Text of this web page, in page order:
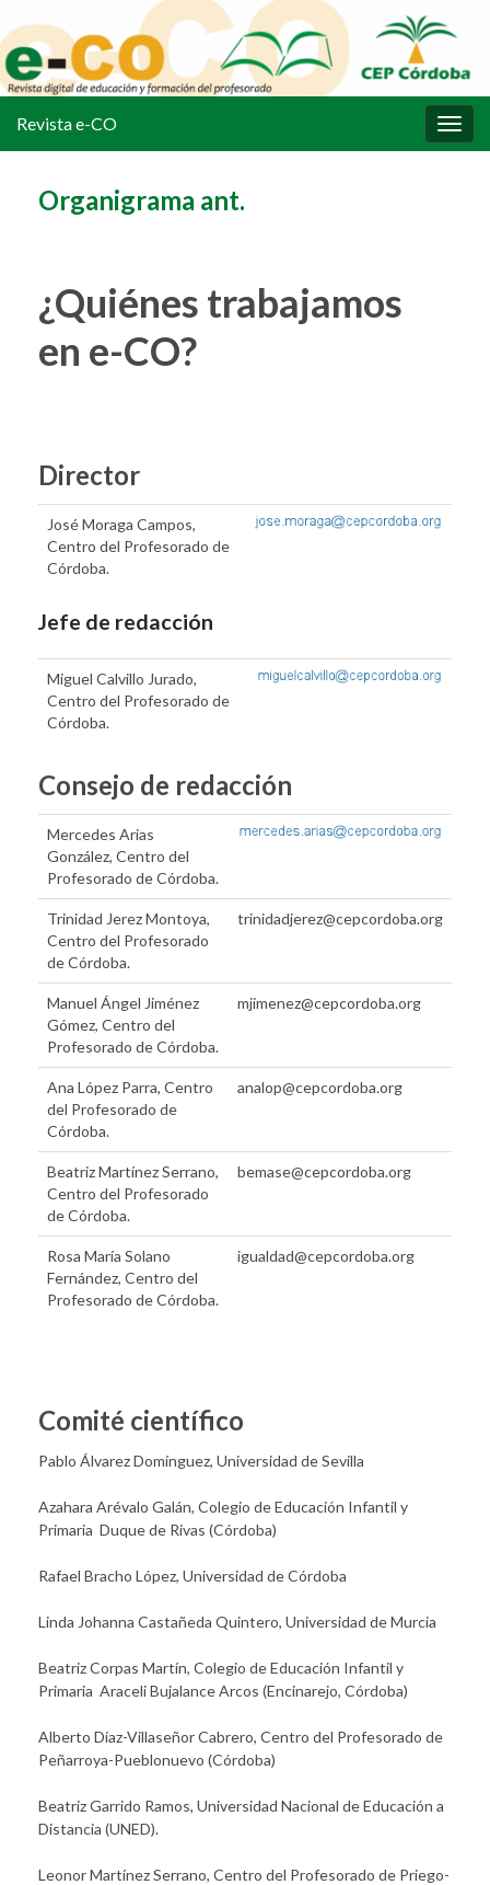
la
Revista e-CO
Organigrama ant.
¿Quiénes trabajamos
en e-CO?
Director
José Moraga Campos,
Centro del Profesorado de
Córdoba.
Jefe de redacción
Miguel Calvillo Jurado,
Centro del Profesorado de
Córdoba.
Consejo de redacción
Mercedes Arias
González, Centro del
Profesorado de Córdoba.
Trinidad Jerez Montoya,
Centro del Profesorado
de Córdoba.
trinidadjerez@cepcordoba.org
Manuel Ángel Jiménez
Gómez, Centro del
Profesorado de Córdoba.
mjimenez@cepcordoba.org
Ana López Parra, Centro
del Profesorado de
Córdoba.
analop@cepcordoba.org
Beatriz Martínez Serrano,
Centro del Profesorado
de Córdoba.
bemase@cepcordoba.org
Rosa María Solano
Fernández, Centro del
Profesorado de Córdoba.
igualdad@cepcordoba.org
Comité científico
Pablo Álvarez Domínguez, Universidad de Sevilla
Azahara Arévalo Galán, Colegio de Educación Infantil y
Primaria Duque de Rivas (Córdoba)
Rafael Bracho López, Universidad de Córdoba
Linda Johanna Castañeda Quintero, Universidad de Murcia
Beatriz Corpas Martín, Colegio de Educación Infantil y
Primaria Araceli Bujalance Arcos (Encinarejo, Córdoba)
Alberto Díaz-Villaseñor Cabrero, Centro del Profesorado de
Peñarroya-Pueblonuevo (Córdoba)
Beatriz Garrido Ramos, Universidad Nacional de Educación a
Distancia (UNED).
Leonor Martínez Serrano, Centro del Profesorado de Priego-